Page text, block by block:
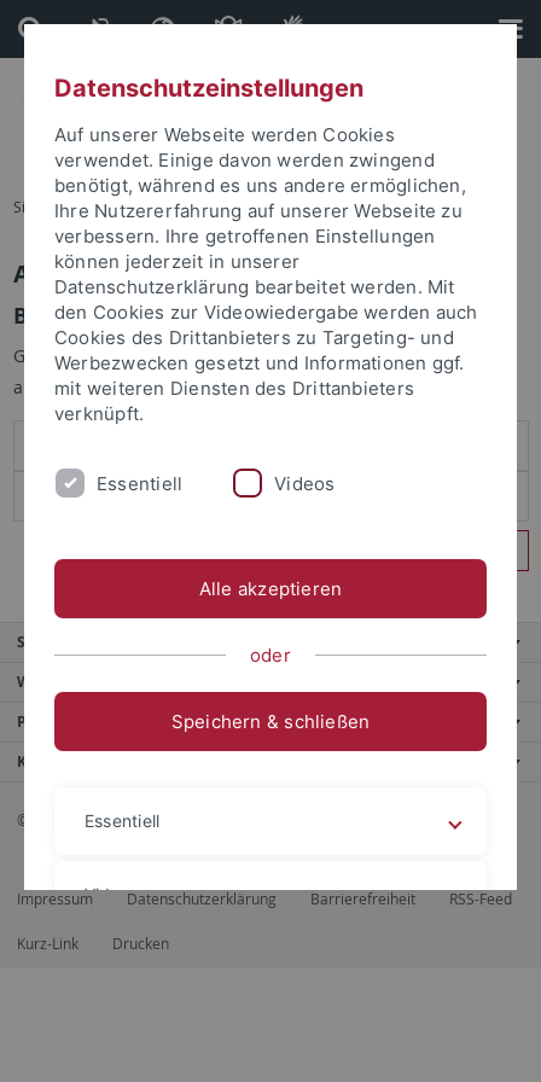
Direkt
zum
Inhalt
Direkt
zur
Fußleiste
Sie sind hier: Startseite
Anmelden
Benutzeranmeldung
Geben Sie Ihren Benutzernamen und Ihr Passwort an um sich
anzumelden:
Service
Weitere Angebote
Portale
Kontaktinfo
© 2026 Eberhard Karls Universität Tübingen, Tübingen
Impressum Datenschutzerklärung Barrierefreiheit RSS-Feed
Kurz-Link Drucken
Datenschutzeinstellungen
Auf unserer Webseite werden Cookies
verwendet. Einige davon werden zwingend
benötigt, während es uns andere ermöglichen,
Ihre Nutzererfahrung auf unserer Webseite zu
verbessern. Ihre getroffenen Einstellungen
können jederzeit in unserer
Datenschutzerklärung bearbeitet werden. Mit
den Cookies zur Videowiedergabe werden auch
Cookies des Drittanbieters zu Targeting- und
Werbezwecken gesetzt und Informationen ggf.
mit weiteren Diensten des Drittanbieters
verknüpft.
Essentiell Videos
Alle akzeptieren
oder
Speichern & schließen
Essentiell
Videos